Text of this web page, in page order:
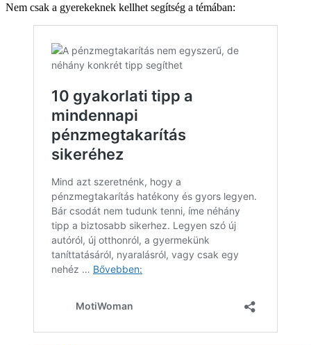
Nem csak a gyerekeknek kellhet segítség a témában: